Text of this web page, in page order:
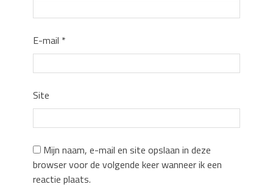
E-mail *
Site
Mijn naam, e-mail en site opslaan in deze
browser voor de volgende keer wanneer ik een
reactie plaats.